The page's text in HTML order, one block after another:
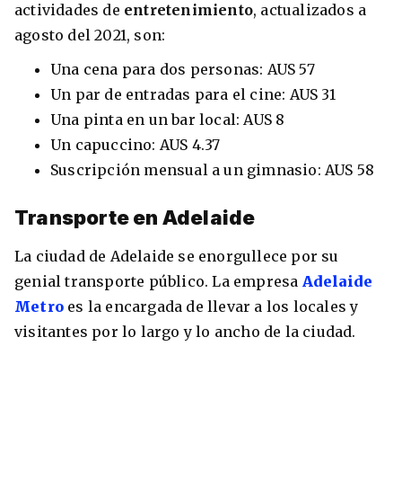
actividades de entretenimiento, actualizados a
agosto del 2021, son:
Una cena para dos personas: AUS 57
Un par de entradas para el cine: AUS 31
Una pinta en un bar local: AUS 8
Un capuccino: AUS 4.37
Suscripción mensual a un gimnasio: AUS 58
Transporte en Adelaide
La ciudad de Adelaide se enorgullece por su
genial transporte público. La empresa Adelaide
Metro es la encargada de llevar a los locales y
visitantes por lo largo y lo ancho de la ciudad.